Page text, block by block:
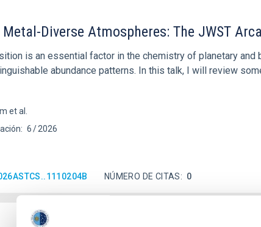
Diverse Atmospheres: The JWST
is an essential factor in the chemistry of planetary
abundance patterns. In this talk, I will review
et al.
6 2026
NÚMERO DE CITAS 0